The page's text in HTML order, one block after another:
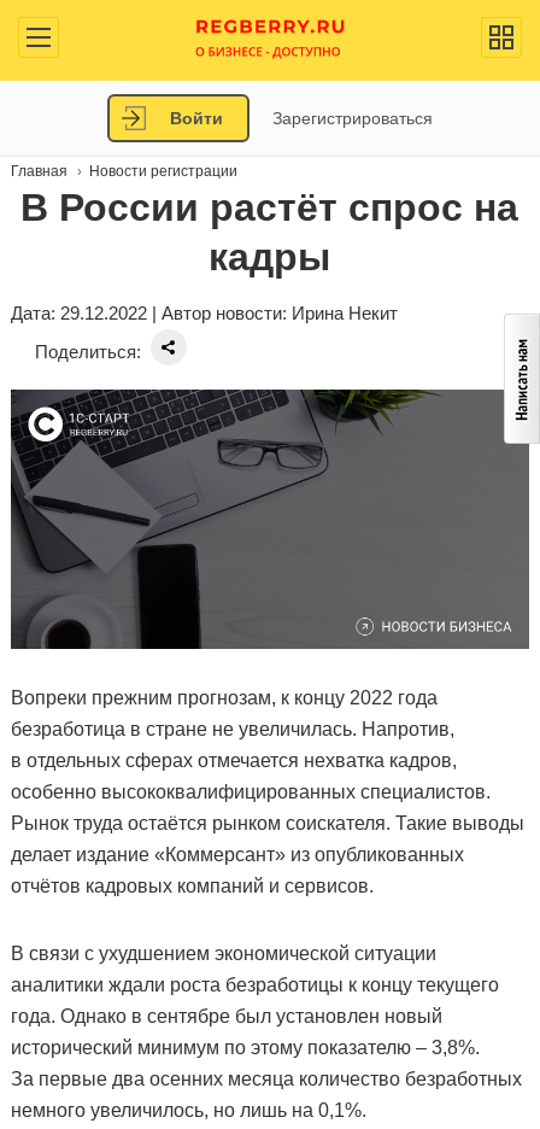
Войти Зарегистрироваться
Главная Новости регистрации
В России растёт спрос на
кадры
Дата: 29.12.2022 | Автор новости: Ирина Некит
Поделиться:
Вопреки прежним прогнозам, к концу 2022 года
безработица в стране не увеличилась. Напротив,
в отдельных сферах отмечается нехватка кадров,
особенно высококвалифицированных специалистов.
Рынок труда остаётся рынком соискателя. Такие выводы
делает издание «Коммерсант» из опубликованных
отчётов кадровых компаний и сервисов.
В связи с ухудшением экономической ситуации
аналитики ждали роста безработицы к концу текущего
года. Однако в сентябре был установлен новый
исторический минимум по этому показателю – 3,8%.
За первые два осенних месяца количество безработных
немного увеличилось, но лишь на 0,1%.